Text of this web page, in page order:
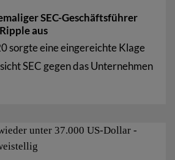
SEC-Geschäftsführer
aus
sorgte eine eingereichte Klage
SEC gegen das Unternehmen